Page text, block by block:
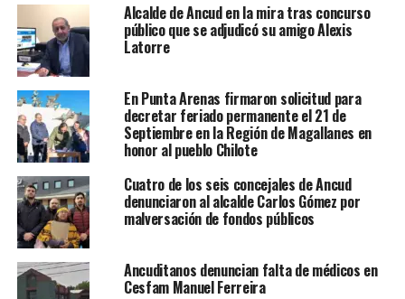
Alcalde de Ancud en la mira tras concurso
público que se adjudicó su amigo Alexis
Latorre
En Punta Arenas firmaron solicitud para
decretar feriado permanente el 21 de
Septiembre en la Región de Magallanes en
honor al pueblo Chilote
Cuatro de los seis concejales de Ancud
denunciaron al alcalde Carlos Gómez por
malversación de fondos públicos
Ancuditanos denuncian falta de médicos en
Cesfam Manuel Ferreira